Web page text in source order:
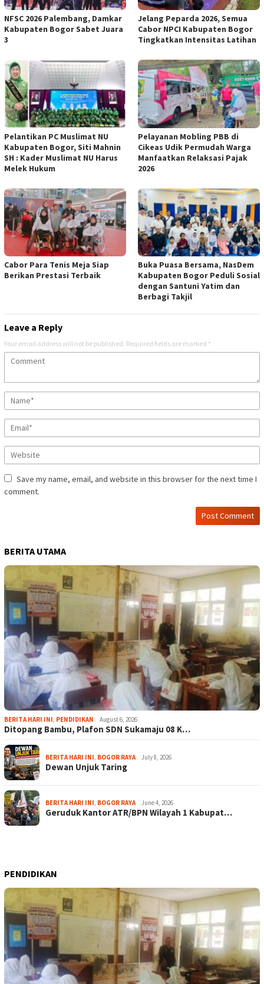
NFSC 2026 Palembang, Damkar
Kabupaten Bogor Sabet Juara
3
Jelang Peparda 2026, Semua
Cabor NPCI Kabupaten Bogor
Tingkatkan Intensitas Latihan
Pelantikan PC Muslimat NU
Kabupaten Bogor, Siti Mahnin
SH : Kader Muslimat NU Harus
Melek Hukum
Pelayanan Mobling PBB di
Cikeas Udik Permudah Warga
Manfaatkan Relaksasi Pajak
2026
Cabor Para Tenis Meja Siap
Berikan Prestasi Terbaik
Buka Puasa Bersama, NasDem
Kabupaten Bogor Peduli Sosial
dengan Santuni Yatim dan
Berbagi Takjil
Leave a Reply
Your email address will not be published. Required fields are marked *
Save my name, email, and website in this browser for the next time I
comment.
BERITA UTAMA
BERITA HARI INI, PENDIDIKAN August 6, 2026
Ditopang Bambu, Plafon SDN Sukamaju 08 K…
BERITA HARI INI, BOGOR RAYA July 8, 2026
Dewan Unjuk Taring
BERITA HARI INI, BOGOR RAYA June 4, 2026
Geruduk Kantor ATR/BPN Wilayah 1 Kabupat…
PENDIDIKAN